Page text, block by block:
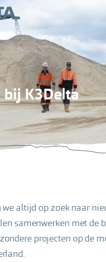
K3Delta
altijd op zoek naar
samenwerken met de
projecten op de